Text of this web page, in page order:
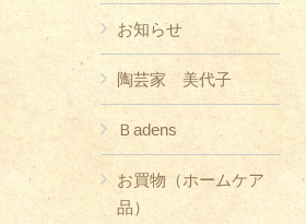
お知らせ
陶芸家 美代子
Ｂadens
お買物（ホームケア
品）